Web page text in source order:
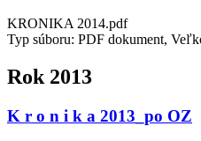
KRONIKA 2014.pdf
Typ súboru: PDF dokument,
Rok 2013
K r o n i k a 2013_po OZ